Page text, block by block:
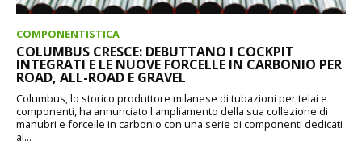
COMPONENTISTICA
COLUMBUS CRESCE: DEBUTTANO I COCKPIT
INTEGRATI E LE NUOVE FORCELLE IN CARBONIO PER
ROAD, ALL-ROAD E GRAVEL
Columbus, lo storico produttore milanese di tubazioni per telai e
componenti, ha annunciato l'ampliamento della sua collezione di
manubri e forcelle in carbonio con una serie di componenti dedicati
al...